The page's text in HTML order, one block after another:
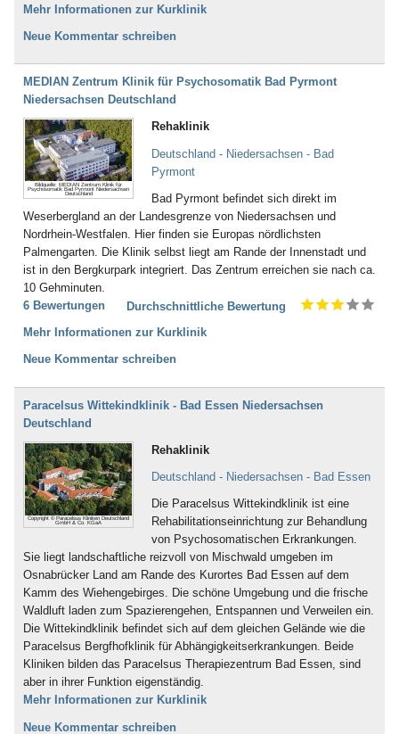
Mehr Informationen zur Kurklinik
Neue Kommentar schreiben
MEDIAN Zentrum Klinik für Psychosomatik Bad Pyrmont
Niedersachsen Deutschland
Bildquelle: MEDIAN Zentrum Klinik für
Psychosomatik Bad Pyrmont Niedersachsen
Deutschland
Rehaklinik
Deutschland - Niedersachsen - Bad
Pyrmont
Bad Pyrmont befindet sich direkt im
Weserbergland an der Landesgrenze von Niedersachsen und
Nordrhein-Westfalen. Hier finden sie Europas nördlichsten
Palmengarten. Die Klinik selbst liegt am Rande der Innenstadt und
ist in den Bergkurpark integriert. Das Zentrum erreichen sie nach ca.
10 Gehminuten.
6 Bewertungen
Durchschnittliche Bewertung
Mehr Informationen zur Kurklinik
Neue Kommentar schreiben
Paracelsus Wittekindklinik - Bad Essen Niedersachsen
Deutschland
Copyright © Paracelsus Kliniken Deutschland
GmbH & Co. KGaA
Rehaklinik
Deutschland - Niedersachsen - Bad Essen
Die Paracelsus Wittekindklinik ist eine
Rehabilitationseinrichtung zur Behandlung
von Psychosomatischen Erkrankungen.
Sie liegt landschaftliche reizvoll von Mischwald umgeben im
Osnabrücker Land am Rande des Kurortes Bad Essen auf dem
Kamm des Wiehengebirges. Die schöne Umgebung und die frische
Waldluft laden zum Spazierengehen, Entspannen und Verweilen ein.
Die Wittekindklinik befindet sich auf dem gleichen Gelände wie die
Paracelsus Bergfhofklinik für Abhängigkeitserkrankungen. Beide
Kliniken bilden das Paracelsus Therapiezentrum Bad Essen, sind
aber in ihrer Funktion eigenständig.
Mehr Informationen zur Kurklinik
Neue Kommentar schreiben